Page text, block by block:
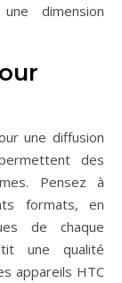
dimension
une diffusion
des
Pensez à
formats, en
de chaque
une qualité
appareils HTC